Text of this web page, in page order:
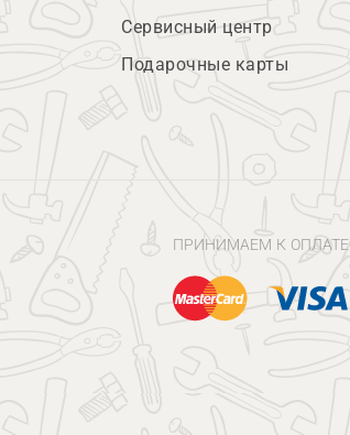
Сервисный центр
Подарочные карты
ПРИНИМАЕМ К ОПЛАТЕ